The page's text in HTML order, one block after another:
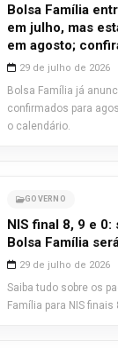
Bolsa Família
em julho, mas
em agosto;
29 de julho de 2026
Bolsa Família já
confirmados para
o calendário.
GOVERNO
NIS final 8, 9 e 0:
Bolsa Família
29 de julho de 2026
Saiba tudo sobre os
Família para NIS finais